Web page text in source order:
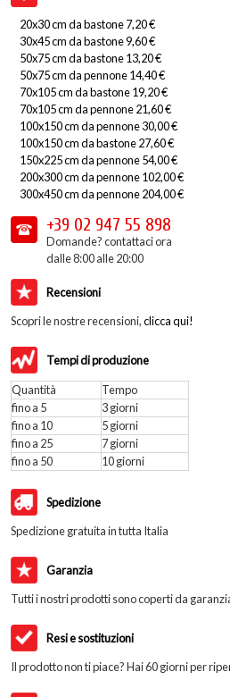
20x30 cm da bastone 7,20 €
30x45 cm da bastone 9,60 €
50x75 cm da bastone 13,20 €
50x75 cm da pennone 14,40 €
70x105 cm da bastone 19,20 €
70x105 cm da pennone 21,60 €
100x150 cm da pennone 30,00 €
100x150 cm da bastone 27,60 €
150x225 cm da pennone 54,00 €
200x300 cm da pennone 102,00 €
300x450 cm da pennone 204,00 €
+39 02 947 55 898
Domande? contattaci ora
dalle 8:00 alle 20:00
Recensioni
Scopri le nostre recensioni,clicca qui!
Tempi di produzione
Quantità
Tempo
fino a 5
3 giorni
fino a 10
5 giorni
fino a 25
7 giorni
fino a 50
10 giorni
Spedizione
Spedizione gratuita in tutta Italia
Garanzia
Tutti i nostri prodotti sono coperti da
Resi e sostituzioni
Il prodotto non ti piace? Hai 60 giorni per